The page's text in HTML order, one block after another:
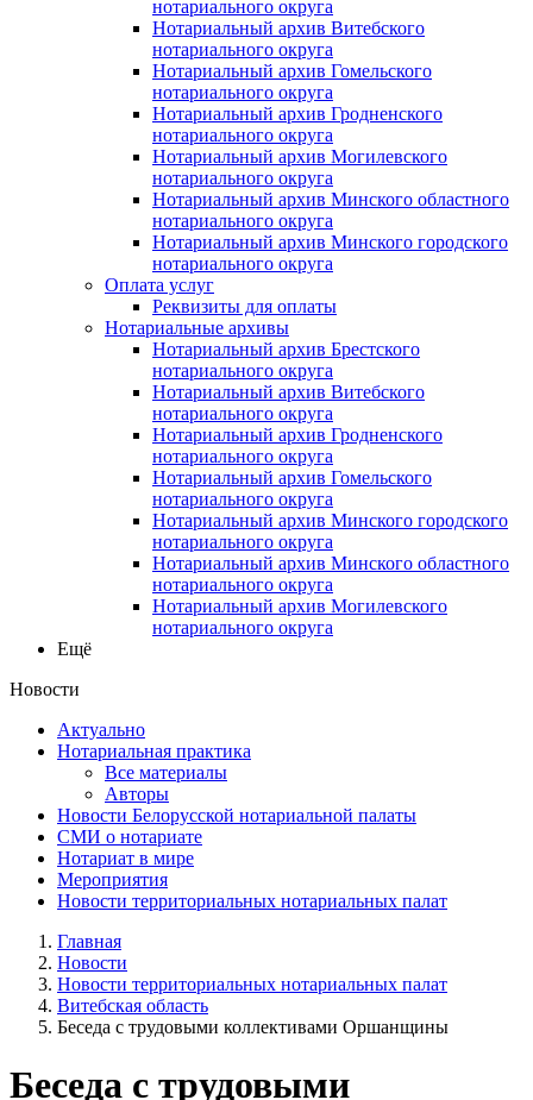
нотариального округа
Нотариальный архив Витебского
нотариального округа
Нотариальный архив Гомельского
нотариального округа
Нотариальный архив Гродненского
нотариального округа
Нотариальный архив Могилевского
нотариального округа
Нотариальный архив Минского областного
нотариального округа
Нотариальный архив Минского городского
нотариального округа
Оплата услуг
Реквизиты для оплаты
Нотариальные архивы
Нотариальный архив Брестского
нотариального округа
Нотариальный архив Витебского
нотариального округа
Нотариальный архив Гродненского
нотариального округа
Нотариальный архив Гомельского
нотариального округа
Нотариальный архив Минского городского
нотариального округа
Нотариальный архив Минского областного
нотариального округа
Нотариальный архив Могилевского
нотариального округа
Ещё
Новости
Актуально
Нотариальная практика
Все материалы
Авторы
Новости Белорусской нотариальной палаты
СМИ о нотариате
Нотариат в мире
Мероприятия
Новости территориальных нотариальных палат
Главная
Новости
Новости территориальных нотариальных палат
Витебская область
Беседа с трудовыми коллективами Оршанщины
Беседа с трудовыми